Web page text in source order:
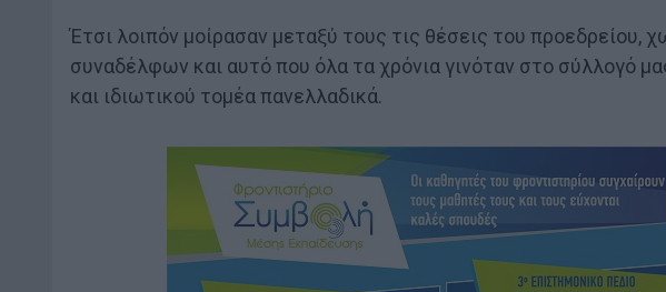
Έτσι λοιπόν μοίρασαν μεταξύ τους τις θέσεις του
συναδέλφων και αυτό που όλα τα χρόνια γινόταν στο σύλλογό
και ιδιωτικού τομέα πανελλαδικά.